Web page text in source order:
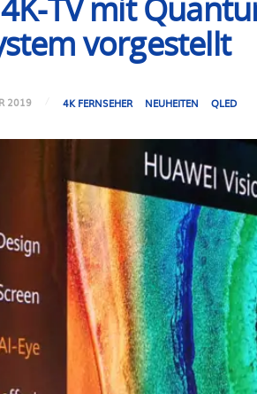
4K-TV mit
vorgestellt
2019 4K FERNSEHER NEUHEITEN QLED